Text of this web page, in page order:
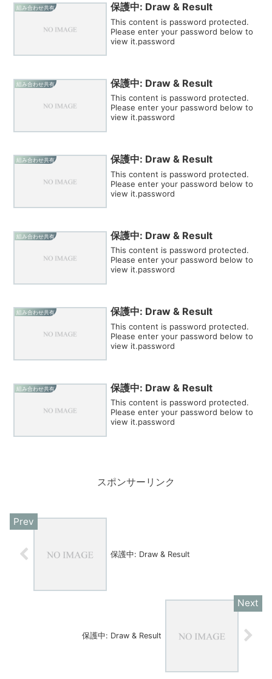
組み合わせ共有 保護中: Draw & Result
This content is password protected.
Please enter your password below to
view it.password
組み合わせ共有 保護中: Draw & Result
This content is password protected.
Please enter your password below to
view it.password
組み合わせ共有 保護中: Draw & Result
This content is password protected.
Please enter your password below to
view it.password
組み合わせ共有 保護中: Draw & Result
This content is password protected.
Please enter your password below to
view it.password
組み合わせ共有 保護中: Draw & Result
This content is password protected.
Please enter your password below to
view it.password
組み合わせ共有 保護中: Draw & Result
This content is password protected.
Please enter your password below to
view it.password
スポンサーリンク
保護中: Draw & Result
保護中: Draw & Result